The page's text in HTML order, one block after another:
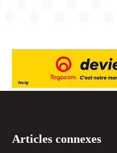
Articles connexes